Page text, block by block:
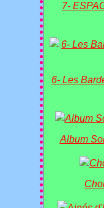
7-
6- Les
Album